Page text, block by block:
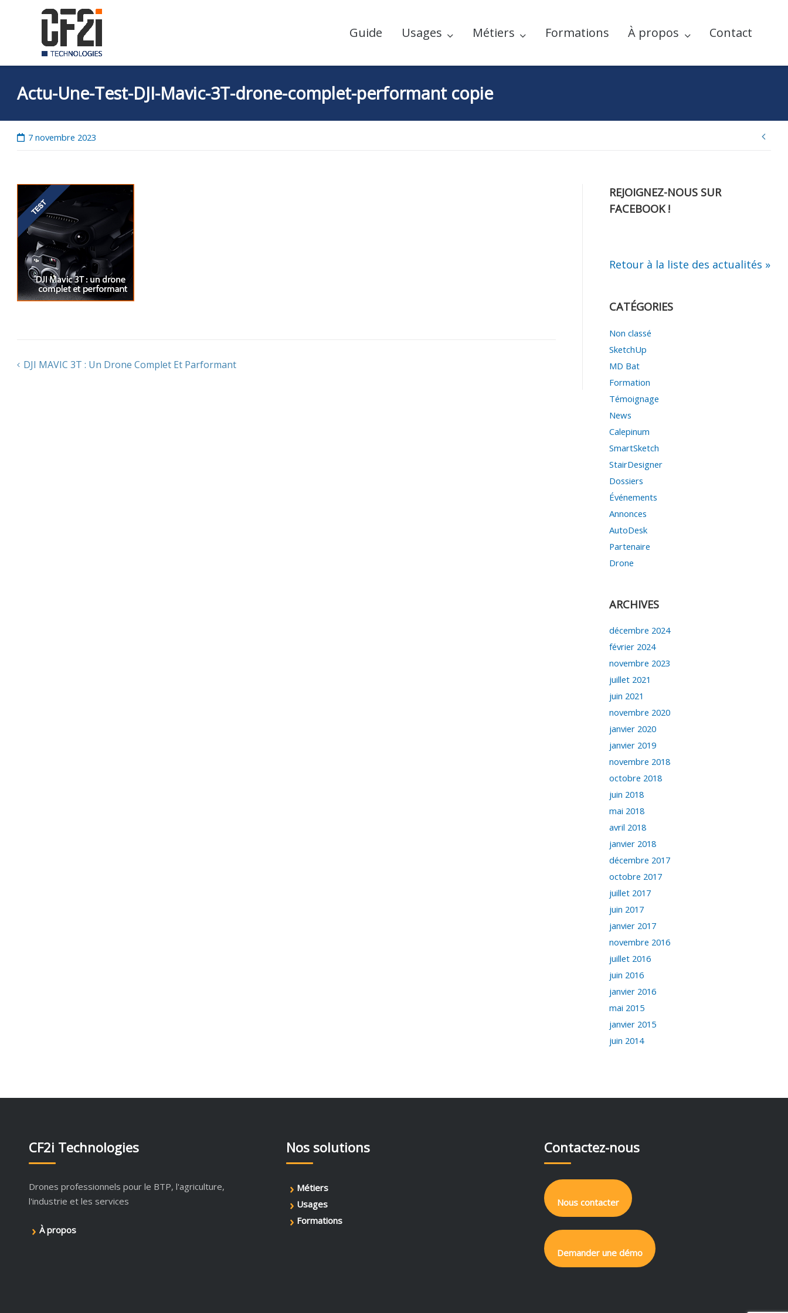
Guide Usages Métiers Formations À propos Contact
Actu-Une-Test-DJI-Mavic-3T-drone-complet-performant copie
7 novembre 2023
Navigation
DJI MAVIC 3T : Un Drone Complet Et Parformant
REJOIGNEZ-NOUS SUR
FACEBOOK !
Retour à la liste des actualités »
CATÉGORIES
Non classé
SketchUp
MD Bat
Formation
Témoignage
News
Calepinum
SmartSketch
StairDesigner
Dossiers
Événements
Annonces
AutoDesk
Partenaire
Drone
ARCHIVES
décembre 2024
février 2024
novembre 2023
juillet 2021
juin 2021
novembre 2020
janvier 2020
janvier 2019
novembre 2018
octobre 2018
juin 2018
mai 2018
avril 2018
janvier 2018
décembre 2017
octobre 2017
juillet 2017
juin 2017
janvier 2017
novembre 2016
juillet 2016
juin 2016
janvier 2016
mai 2015
janvier 2015
juin 2014
CF2i Technologies
Drones professionnels pour le BTP, l'agriculture,
l'industrie et les services
› À propos
Nos solutions
› Métiers
› Usages
› Formations
Contactez-nous
Nous contacter
Demander une démo